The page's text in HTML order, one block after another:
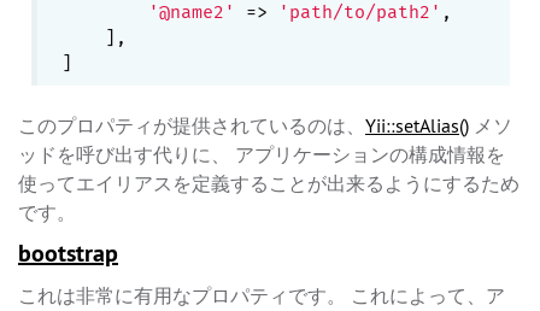
'@name2'
=> 'path/to/path2' ,
    ],
このプロパティが提供されているのは、 Yii::setAlias() メソ
ッドを呼び出す代りに、 アプリケーションの構成情報を
使ってエイリアスを定義することが出来るようにするため
です。
bootstrap
これは非常に有用なプロパティです。 これによって、ア